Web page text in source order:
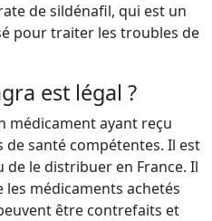
de sildénafil, qui est un
pour traiter les troubles de
est légal ?
médicament ayant reçu
santé compétentes. Il est
le distribuer en France. Il
médicaments achetés
être contrefaits et